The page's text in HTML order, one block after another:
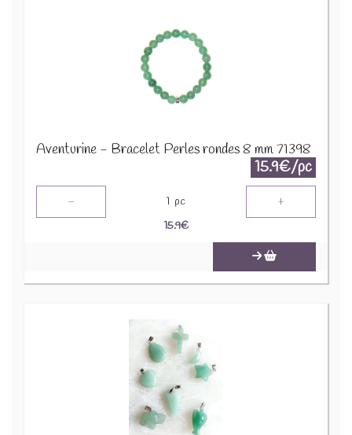
Aventurine - Bracelet Perles rondes 8 mm 71398
15.9€/pc
- 1 pc +
15.9€